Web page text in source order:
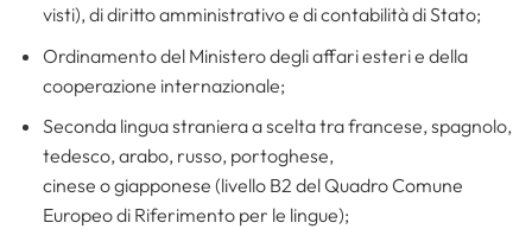
visti), di diritto amministrativo e di contabilità di Stato;
Ordinamento del Ministero degli affari esteri e della
cooperazione internazionale;
Seconda lingua straniera a scelta tra francese, spagnolo,
tedesco, arabo, russo, portoghese,
cinese o giapponese (livello B2 del Quadro Comune
Europeo di Riferimento per le lingue);